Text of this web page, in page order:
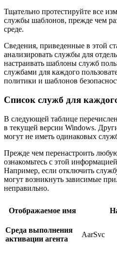
Тщательно протестируйте все
службы шаблонов, прежде чем
среде.
Сведения, приведенные в этой
анализировать службы для
настраивать шаблоны служб
службами для каждого
политики и шаблонов
Список служб для
В следующей таблице
в текущей версии Windows.
могут не иметь одинаковых
Прежде чем перенастроить
ознакомьтесь с этой
Например, если отключить
могут возникнуть зависимые
неправильно.
Отображаемое имя
Среда выполнения
активации агента
AarSvc